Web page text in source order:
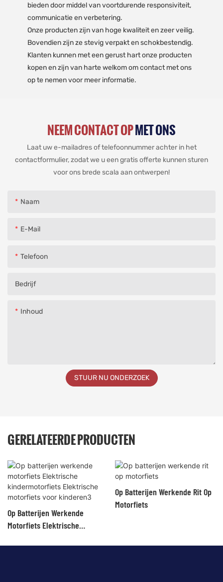
bieden door middel van voortdurende responsiviteit,
communicatie en verbetering.
Onze producten zijn van hoge kwaliteit en zeer veilig.
Bovendien zijn ze stevig verpakt en schokbestendig.
Klanten kunnen met een gerust hart onze producten
kopen en zijn van harte welkom om contact met ons
op te nemen voor meer informatie.
NEEM CONTACT OPMET ONS
Laat uw e-mailadres of telefoonnummer achter in het
contactformulier, zodat we u een gratis offerte kunnen sturen
voor ons brede scala aan ontwerpen!
Naam
E-Mail
Telefoon
Bedrijf
Inhoud
STUUR NU ONDERZOEK
GERELATEERDE PRODUCTEN
Op Batterijen Werkende
Motorfiets Elektrische
Op Batterijen Werkende Rit Op
Motorfiets